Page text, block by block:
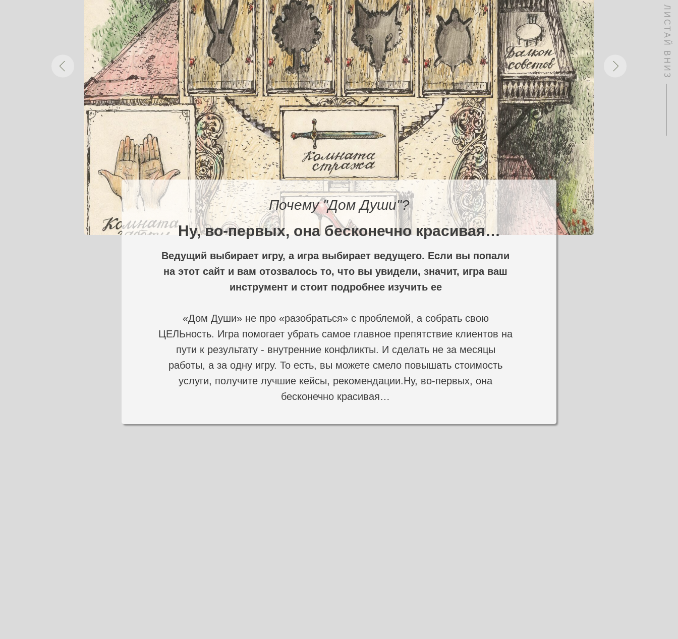
ЛИСТАЙ ВНИЗ
Ну, во-первых, она бесконечно красивая…
Почему "Дом Души"?
Ведущий выбирает игру, а игра выбирает ведущего. Если вы попали
на этот сайт и вам отозвалось то, что вы увидели, значит, игра ваш
инструмент и стоит подробнее изучить ее
«Дом Души» не про «разобраться» с проблемой, а собрать свою
ЦЕЛЬность. Игра помогает убрать самое главное препятствие клиентов на
пути к результату - внутренние конфликты. И сделать не за месяцы
работы, а за одну игру. То есть, вы можете смело повышать стоимость
услуги, получите лучшие кейсы, рекомендации.Ну, во-первых, она
бесконечно красивая…